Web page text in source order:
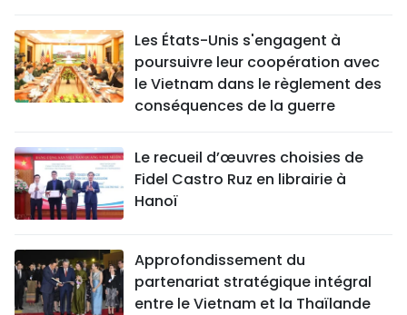
Les États-Unis s'engagent à
poursuivre leur coopération avec
le Vietnam dans le règlement des
conséquences de la guerre
Le recueil d’œuvres choisies de
Fidel Castro Ruz en librairie à
Hanoï
Approfondissement du
partenariat stratégique intégral
entre le Vietnam et la Thaïlande